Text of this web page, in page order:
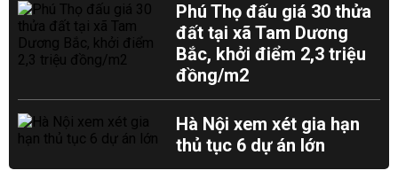
Phú Thọ đấu giá 30 thửa
đất tại xã Tam Dương
Bắc, khởi điểm 2,3 triệu
đồng/m2
Hà Nội xem xét gia hạn
thủ tục 6 dự án lớn